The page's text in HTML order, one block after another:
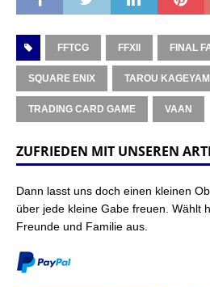
FFTCG FFXII FINAL
SQUARE ENIX TAROU
TRADING CARD GAME VAAN
ZUFRIEDEN MIT UNSEREN
Dann lasst uns doch einen kleinen
über jede kleine Gabe freuen. Wählt
Freunde und Familie aus.